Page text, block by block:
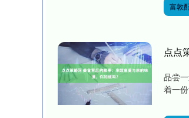
富敦
点点
品尝
着一